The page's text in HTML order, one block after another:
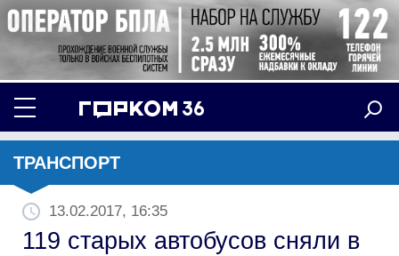
ТРАНСПОРТ
13.02.2017, 16:35
119 старых автобусов сняли в